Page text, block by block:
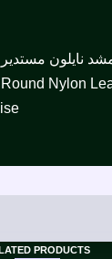
PRODUCTS